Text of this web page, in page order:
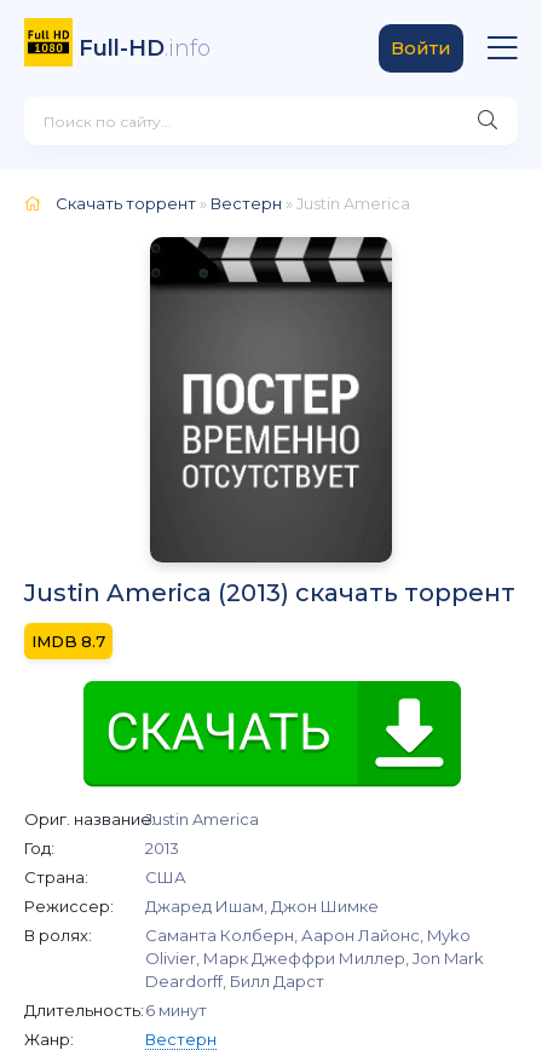
Full-HD.info Войти
Скачать торрент » Вестерн » Justin America
Justin America (2013) скачать торрент
8.7
Ориг. название:Justin America
Год:
2013
Страна:
США
Режиссер:
Джаред Ишам, Джон Шимке
В ролях:
Саманта Колберн, Аарон Лайонс, Myko
Olivier, Марк Джеффри Миллер, Jon Mark
Deardorff, Билл Дарст
Длительность:6 минут
Жанр:
Вестерн